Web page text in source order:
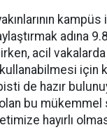
kampüs
adına
acil
kullanabilmesi için
de hazır
bu mükemmel
hayırlı